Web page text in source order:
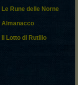
Le Rune delle Norne
Almanacco
Il Lotto di Rutilio